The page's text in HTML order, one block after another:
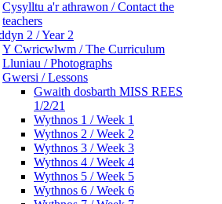
Cysylltu a'r athrawon / Contact the
teachers
2 / Year 2
Y Cwricwlwm / The Curriculum
Lluniau / Photographs
Gwersi / Lessons
Gwaith dosbarth MISS REES
1/2/21
Wythnos 1 / Week 1
Wythnos 2 / Week 2
Wythnos 3 / Week 3
Wythnos 4 / Week 4
Wythnos 5 / Week 5
Wythnos 6 / Week 6